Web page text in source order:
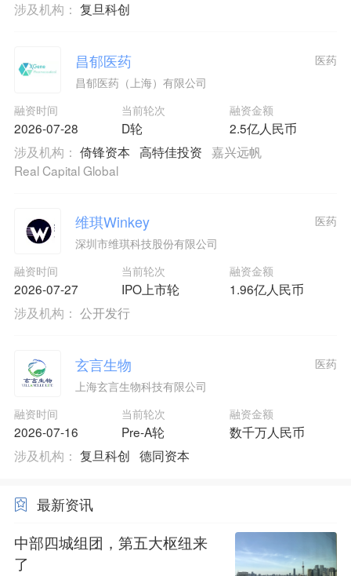
涉及机构： 复旦科创
昌郁医药
昌郁医药（上海）有限公司
融资时间
2026-07-28
当前轮次
D轮
融资金额
2.5亿人民币
医药
涉及机构： 倚锋资本 高特佳投资 嘉兴远帆
Real Capital Global
维琪Winkey
深圳市维琪科技股份有限公司
融资时间
2026-07-27
当前轮次
IPO上市轮
融资金额
1.96亿人民币
医药
涉及机构： 公开发行
玄言生物
上海玄言生物科技有限公司
融资时间
2026-07-16
当前轮次
Pre-A轮
融资金额
数千万人民币
医药
涉及机构： 复旦科创 德同资本
最新资讯
中部四城组团，第五大枢纽来
了